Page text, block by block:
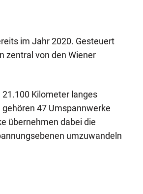
im Jahr 2020. Gesteuert
zentral von den Wiener
Kilometer langes
47 Umspannwerke
übernehmen dabei die
umzuwandeln